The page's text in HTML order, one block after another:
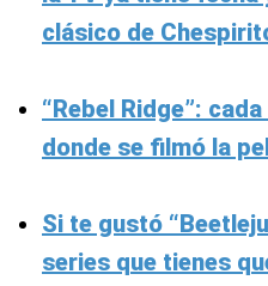
clásico de
“Rebel Ridge”:
donde se filmó la
Si te gustó
series que tienes